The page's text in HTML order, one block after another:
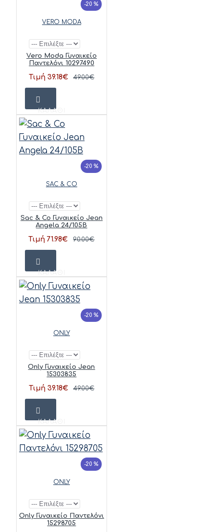
-20 %
VERO MODA
Vero Moda Γυναικείο
Παντελόνι 10297490
Τιμή 39.18€ 49.00€
ΚΑΛΆΘΙ
-20 %
SAC & CO
Sac & Co Γυναικείο Jean
Angela 24/105B
Τιμή 71.98€ 90.00€
ΚΑΛΆΘΙ
-20 %
ONLY
Only Γυναικείο Jean
15303835
Τιμή 39.18€ 49.00€
ΚΑΛΆΘΙ
-20 %
ONLY
Only Γυναικείο Παντελόνι
15298705